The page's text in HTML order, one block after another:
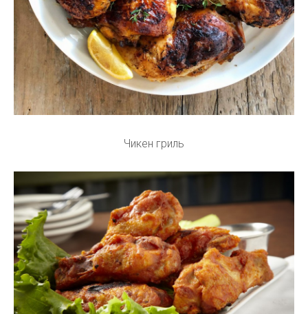
Чикен гриль